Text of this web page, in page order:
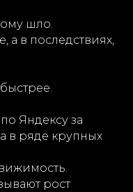
шло.
а в последствиях,
Яндексу за
в ряде крупных
рост